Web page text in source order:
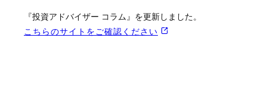
『投資アドバイザー コラム』を更新しました。
こちらのサイトをご確認ください